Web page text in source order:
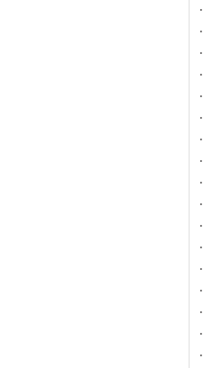
·
·
·
·
·
·
·
·
·
·
·
·
·
·
·
·
·